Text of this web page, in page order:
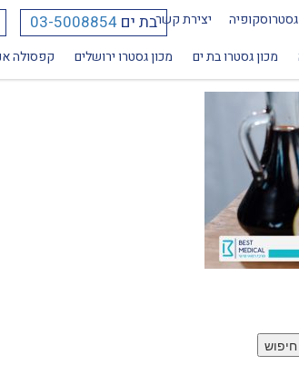
גסטרוסקופיה יצירת קשרבת ים 03-5008854
מכון גסטרו בת ים מכון גסטרו ירושלים קפסולה